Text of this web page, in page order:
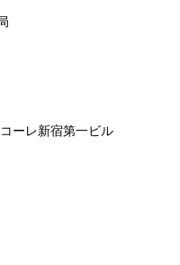
ーレ新宿第一ビル